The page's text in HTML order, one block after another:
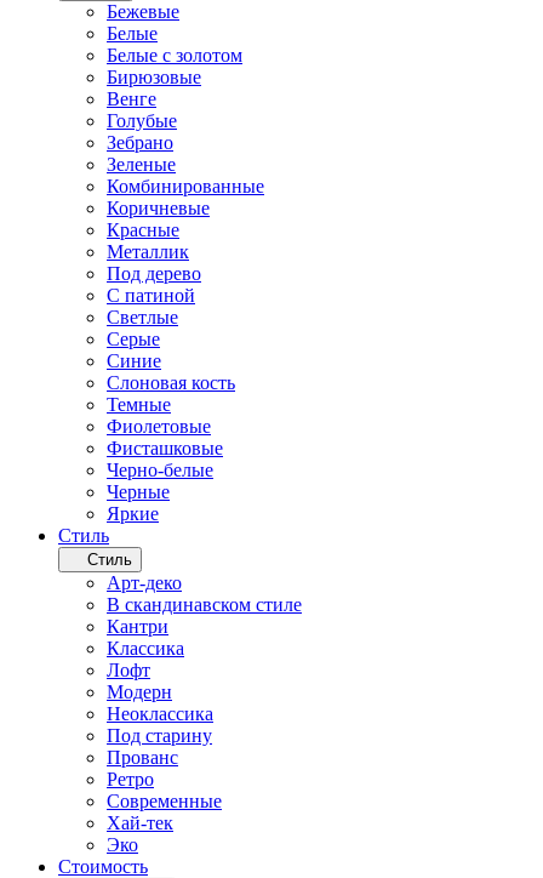
Бежевые
Белые
Белые с золотом
Бирюзовые
Венге
Голубые
Зебрано
Зеленые
Комбинированные
Коричневые
Красные
Металлик
Под дерево
С патиной
Светлые
Серые
Синие
Слоновая кость
Темные
Фиолетовые
Фисташковые
Черно-белые
Черные
Яркие
Стиль
Стиль
Арт-деко
В скандинавском стиле
Кантри
Классика
Лофт
Модерн
Неоклассика
Под старину
Прованс
Ретро
Современные
Хай-тек
Эко
Стоимость